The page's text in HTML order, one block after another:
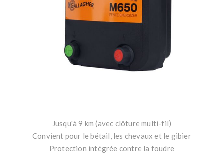
Jusqu'à 9 km (avec clôture multi-fil)
Convient pour le bétail, les chevaux et le gibier
Protection intégrée contre la foudre